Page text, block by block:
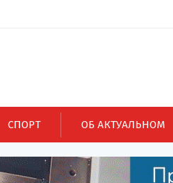
СПОРТ ОБ АКТУАЛЬНОМ